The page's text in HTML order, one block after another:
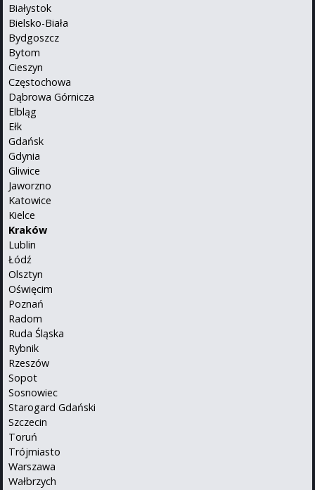
Białystok
Bielsko-Biała
Bydgoszcz
Bytom
Cieszyn
Częstochowa
Dąbrowa Górnicza
Elbląg
Ełk
Gdańsk
Gdynia
Gliwice
Jaworzno
Katowice
Kielce
Kraków
Lublin
Łódź
Olsztyn
Oświęcim
Poznań
Radom
Ruda Śląska
Rybnik
Rzeszów
Sopot
Sosnowiec
Starogard Gdański
Szczecin
Toruń
Trójmiasto
Warszawa
Wałbrzych